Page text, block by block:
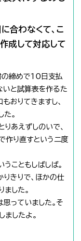
合わなくて、こ
成して対応して
の締めで10日支払
いと試算表を作るた
おりてきますし、
。
あえずしのいで、
作り直すという二度
こともしばしば。
きりで、ほかの仕
した。
っていました。そ
ましたよ。